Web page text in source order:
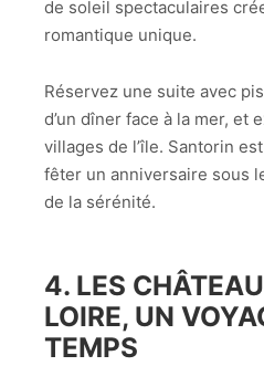
de soleil spectaculaires
romantique unique.
Réservez une suite avec
d’un dîner face à la mer, et
villages de l’île. Santorin
fêter un anniversaire sous
de la sérénité.
4. LES
LOIRE, UN
TEMPS